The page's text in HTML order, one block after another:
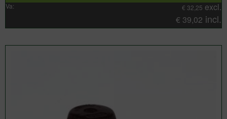
Va: € 32,25 excl.
€ 39,02 incl.